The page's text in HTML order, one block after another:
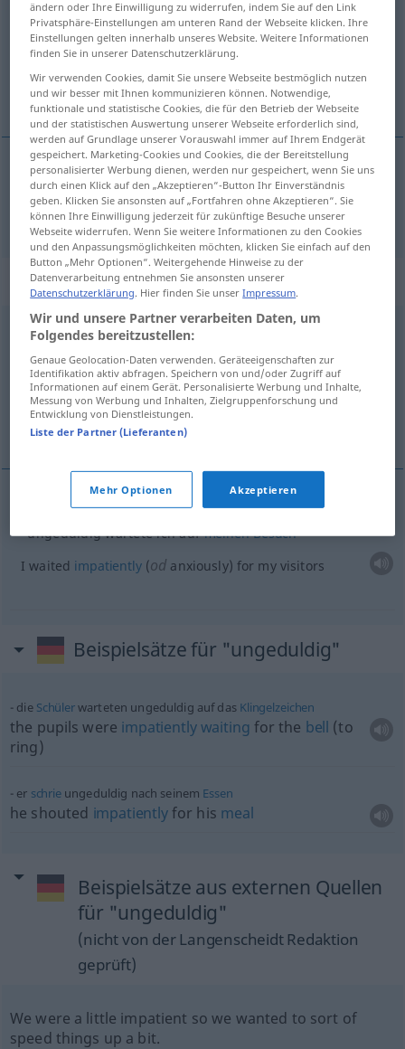
Übersicht aller Übersetzungen
(Für mehr Details die Übersetzung anklicken/antippen)
impatient
impatient ungeduldigPerson
„ungeduldig“: Adverb
ungeduldigadv
Übersicht aller Übersetzungen
(Für mehr Details die Übersetzung anklicken/antippen)
I waited impatiently for my visitors
ungeduldig wartete ich aufmeinen Besuch
I waited impatiently(od anxiously) for my visitors
Beispielsätze für "ungeduldig"
die Schülerwarteten ungeduldig auf das Klingelzeichen
the pupils were impatiently waiting for the bell (to
ring)
er schrieungeduldig nach seinem Essen
he shouted impatientlyfor his meal
Beispielsätze aus externen Quellen
für "ungeduldig"
(nicht von der Langenscheidt Redaktion
geprüft)
We were a little impatient so we wanted to sort of
speed things up a bit.
ändern oder Ihre Einwilligung zu widerrufen, indem Sie auf den Link
Privatsphäre-Einstellungen am unteren Rand der Webseite klicken. Ihre
Einstellungen gelten innerhalb unseres Website. Weitere Informationen
finden Sie in unserer Datenschutzerklärung.
Wir verwenden Cookies, damit Sie unsere Webseite bestmöglich nutzen
und wir besser mit Ihnen kommunizieren können. Notwendige,
funktionale und statistische Cookies, die für den Betrieb der Webseite
und der statistischen Auswertung unserer Webseite erforderlich sind,
werden auf Grundlage unserer Vorauswahl immer auf Ihrem Endgerät
gespeichert. Marketing-Cookies und Cookies, die der Bereitstellung
personalisierter Werbung dienen, werden nur gespeichert, wenn Sie uns
durch einen Klick auf den „Akzeptieren“-Button Ihr Einverständnis
geben. Klicken Sie ansonsten auf „Fortfahren ohne Akzeptieren“. Sie
können Ihre Einwilligung jederzeit für zukünftige Besuche unserer
Webseite widerrufen. Wenn Sie weitere Informationen zu den Cookies
und den Anpassungsmöglichkeiten möchten, klicken Sie einfach auf den
Button „Mehr Optionen“. Weitergehende Hinweise zu der
Datenverarbeitung entnehmen Sie ansonsten unserer
Datenschutzerklärung. Hier finden Sie unserImpressum.
Wir und unsere Partner verarbeiten Daten, um
Folgendes bereitzustellen:
Genaue Geolocation-Daten verwenden. Geräteeigenschaften zur
Identifikation aktiv abfragen. Speichern von und/oder Zugriff auf
Informationen auf einem Gerät. Personalisierte Werbung und Inhalte,
Messung von Werbung und Inhalten, Zielgruppenforschung und
Entwicklung von Dienstleistungen.
Liste der Partner (Lieferanten)
Mehr Optionen Akzeptieren